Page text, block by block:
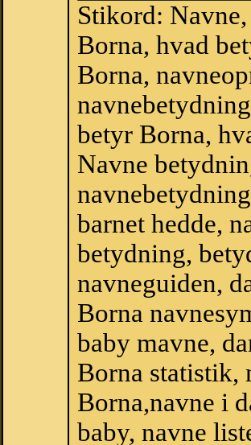
Stikord:
Borna, hvad
Borna,
betyr Borna,
Navne
barnet hedde,
betydning,
navneguiden,
Borna
baby mavne,
Borna statistik,
Borna,navne i
baby, navne